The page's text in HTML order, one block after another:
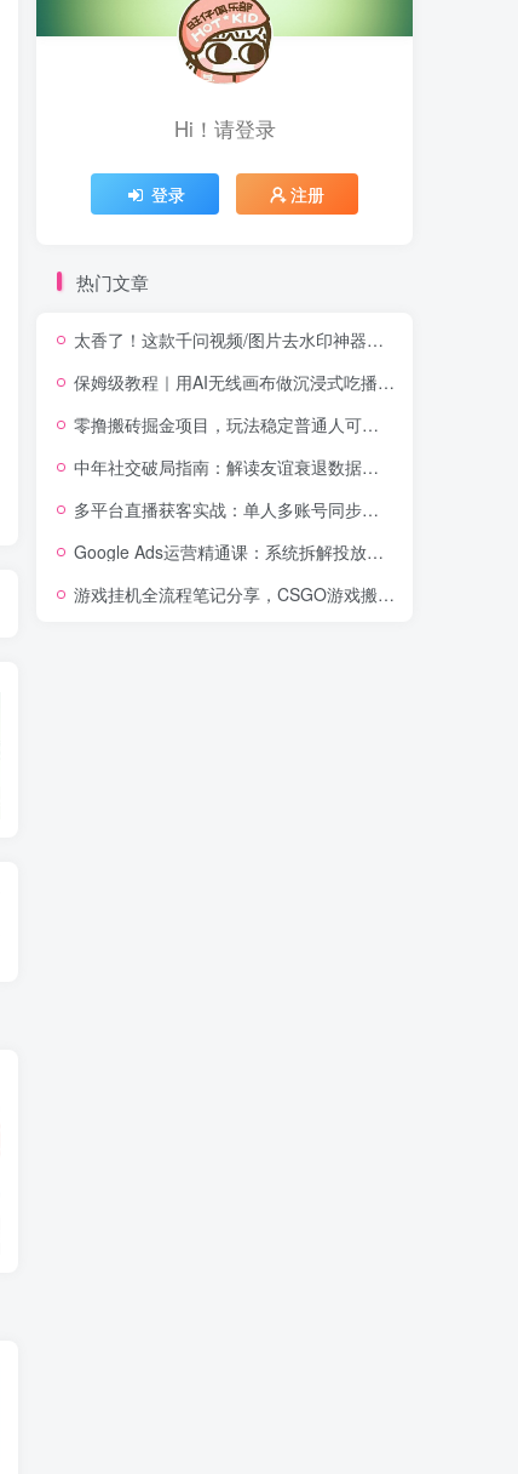
Hi！请登录
登录 注册
热门文章
太香了！这款千问视频/图片去水印神器，一键搞定烦人水印，本地完全免费，浏览器拓展插件
保姆级教程｜用AI无线画布做沉浸式吃播，3步直接出片，无线画布工作流，操作简单好上手
零撸搬砖掘金项目，玩法稳定普通人可落地的长期副业，月收益轻松10000+
中年社交破局指南：解读友谊衰退数据，理清35岁后难交真心朋友的根源
多平台直播获客实战：单人多账号同步开播，一份时间撬动多渠道精准流量
Google Ads运营精通课：系统拆解投放全流程，优化账户提升广告投产回报率
游戏挂机全流程笔记分享，CSGO游戏搬砖，小白看了当天学会见收益